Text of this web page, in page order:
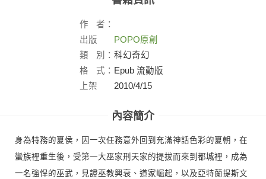
作
者：
出版
社：
POPO原創
類
別： 科幻奇幻
格
式： Epub 流動版
上架
2010/4/15
內容簡介
身為特務的夏侯，因一次任務意外回到充滿神話色彩的夏朝，在
蠻族裡重生後，受第一大巫家刑天家的提拔而來到都城裡，成為
一名強悍的巫武，見證巫教興衰、道家崛起，以及亞特蘭提斯文